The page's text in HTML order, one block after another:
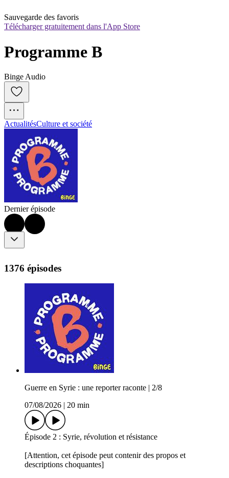
Sauvegarde des favoris
Télécharger gratuitement dans l'App Store
Programme B
Binge Audio
ActualitésCulture et société
Dernier épisode
1376 épisodes
Guerre en Syrie : une reporter raconte | 2/8
07/08/2026
20 min
Épisode 2 : Syrie, révolution et résistance
[Attention, cet épisode peut contenir des propos et
descriptions choquantes]